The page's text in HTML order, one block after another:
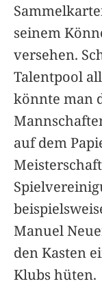
seinem
versehen.
Talentpool
könnte man
auf dem
Manuel
den Kasten
Klubs hüten.